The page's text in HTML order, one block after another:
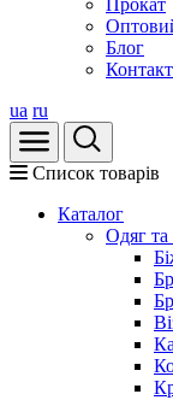
Прокат
Блог
ua ru
Список товарів
Каталог
Oдяг та